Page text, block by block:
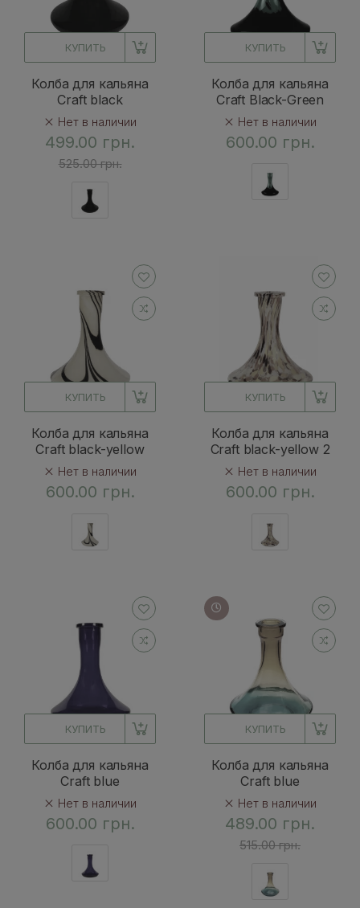
КУПИТЬ
Колба для кальяна
Craft black
Нет в наличии
499.00 грн.
525.00 грн.
КУПИТЬ
Колба для кальяна
Craft Black-Green
Нет в наличии
600.00 грн.
КУПИТЬ
Колба для кальяна
Craft black-yellow
Нет в наличии
600.00 грн.
КУПИТЬ
Колба для кальяна
Craft black-yellow 2
Нет в наличии
600.00 грн.
КУПИТЬ
Колба для кальяна
Craft blue
Нет в наличии
600.00 грн.
КУПИТЬ
Колба для кальяна
Craft blue
Нет в наличии
489.00 грн.
515.00 грн.